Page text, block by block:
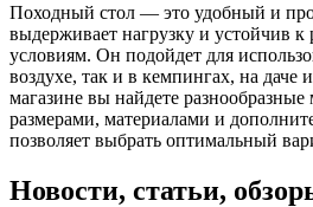
Походный стол — это удобный и
выдерживает нагрузку и устойчив
условиям. Он подойдет для
воздухе, так и в кемпингах, на
магазине вы найдете
размерами, материалами и
позволяет выбрать оптимальный
Новости, статьи,